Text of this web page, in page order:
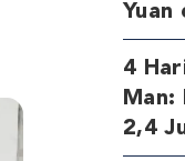
Yuan
4
Man:
2,4